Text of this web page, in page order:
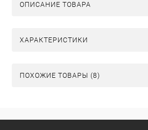
ОПИСАНИЕ ТОВАРА
ХАРАКТЕРИСТИКИ
ПОХОЖИЕ ТОВАРЫ (8)